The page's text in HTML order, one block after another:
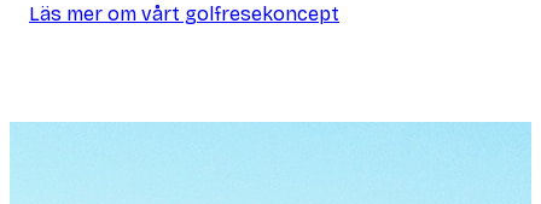
Läs mer om vårt golfresekoncept